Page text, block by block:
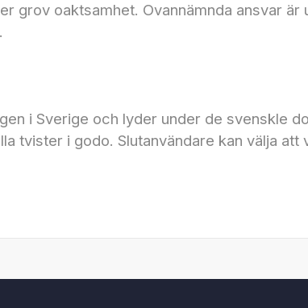
grov oaktsamhet. Ovannämnda ansvar
i Sverige och lyder under de svenskle
tvister i godo. Slutanvändare kan välja att